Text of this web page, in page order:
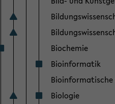
Biochemie
Bioinformatik
Biologie